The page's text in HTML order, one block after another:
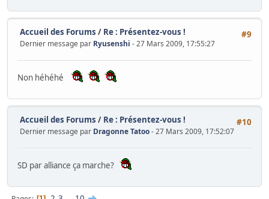
#9
Accueil des Forums / Re : Présentez-vous !
Dernier message par Ryusenshi - 27 Mars 2009, 17:55:27
Non héhéhé
#10
Accueil des Forums / Re : Présentez-vous !
Dernier message par Dragonne Tatoo- 27 Mars 2009, 17:52:07
SD par alliance ça marche?